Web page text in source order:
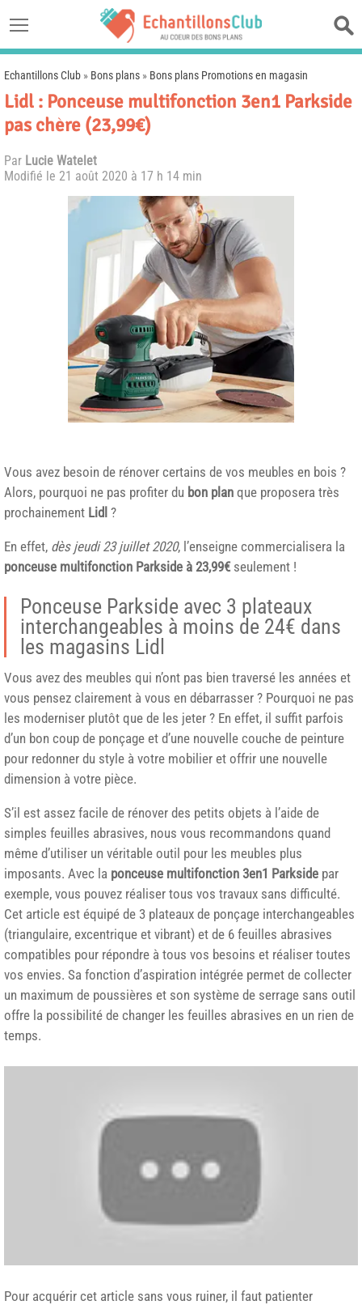
Echantillons Club » Bons plans » Bons plans Promotions en magasin
Lidl : Ponceuse multifonction 3en1 Parkside
pas chère (23,99€)
Par Lucie Watelet
Modifié le 21 août 2020 à 17 h 14 min
Vous avez besoin de rénover certains de vos meubles en bois ?
Alors, pourquoi ne pas profiter du bon plan que proposera très
prochainement Lidl ?
En effet, dès jeudi 23 juillet 2020, l’enseigne commercialisera la
ponceuse multifonction Parkside à 23,99€ seulement !
Ponceuse Parkside avec 3 plateaux
interchangeables à moins de 24€ dans
les magasins Lidl
Vous avez des meubles qui n’ont pas bien traversé les années et
vous pensez clairement à vous en débarrasser ? Pourquoi ne pas
les moderniser plutôt que de les jeter ? En effet, il suffit parfois
d’un bon coup de ponçage et d’une nouvelle couche de peinture
pour redonner du style à votre mobilier et offrir une nouvelle
dimension à votre pièce.
S’il est assez facile de rénover des petits objets à l’aide de
simples feuilles abrasives, nous vous recommandons quand
même d’utiliser un véritable outil pour les meubles plus
imposants. Avec la ponceuse multifonction 3en1 Parkside par
exemple, vous pouvez réaliser tous vos travaux sans difficulté.
Cet article est équipé de 3 plateaux de ponçage interchangeables
(triangulaire, excentrique et vibrant) et de 6 feuilles abrasives
compatibles pour répondre à tous vos besoins et réaliser toutes
vos envies. Sa fonction d’aspiration intégrée permet de collecter
un maximum de poussières et son système de serrage sans outil
offre la possibilité de changer les feuilles abrasives en un rien de
temps.
Pour acquérir cet article sans vous ruiner, il faut patienter